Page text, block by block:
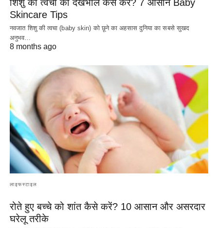
शिशु की त्वचा की देखभाल कैसे करें? 7 आसान Baby
Skincare Tips
नवजात शिशु की त्वचा (baby skin) को छूने का अहसास दुनिया का सबसे सुखद
अनुभव…
8 months ago
लाइफस्टाइल
रोते हुए बच्चे को शांत कैसे करें? 10 आसान और असरदार
घरेलू तरीके